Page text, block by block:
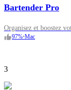
Bartender Pro
Organisez et boostez
97%•Mac
3